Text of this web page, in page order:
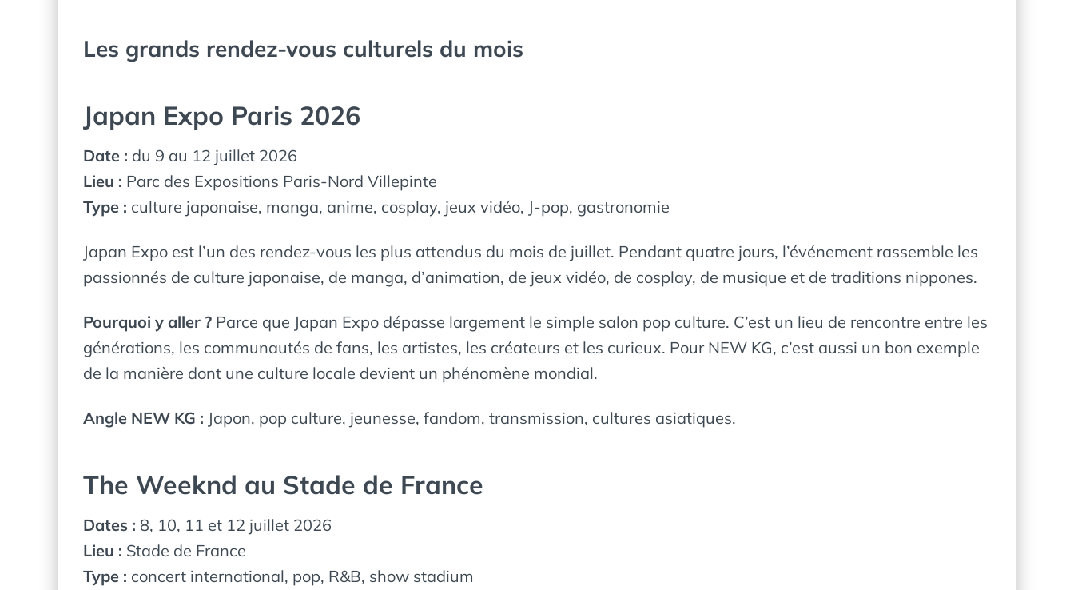
Les grands rendez-vous culturels du mois
Japan Expo Paris 2026
Date : du 9 au 12 juillet 2026
Lieu : Parc des Expositions Paris-Nord Villepinte
Type : culture japonaise, manga, anime, cosplay, jeux vidéo, J-pop, gastronomie
Japan Expo est l’un des rendez-vous les plus attendus du mois de juillet. Pendant quatre jours, l’événement rassemble les
passionnés de culture japonaise, de manga, d’animation, de jeux vidéo, de cosplay, de musique et de traditions nippones.
Pourquoi y aller ? Parce que Japan Expo dépasse largement le simple salon pop culture. C’est un lieu de rencontre entre les
générations, les communautés de fans, les artistes, les créateurs et les curieux. Pour NEW KG, c’est aussi un bon exemple
de la manière dont une culture locale devient un phénomène mondial.
Angle NEW KG : Japon, pop culture, jeunesse, fandom, transmission, cultures asiatiques.
The Weeknd au Stade de France
Dates : 8, 10, 11 et 12 juillet 2026
Lieu : Stade de France
Type : concert international, pop, R&B, show stadium